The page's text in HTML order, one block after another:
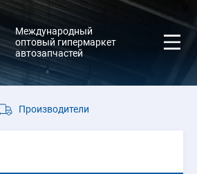
Международный
оптовый гипермаркет
автозапчастей
Производители